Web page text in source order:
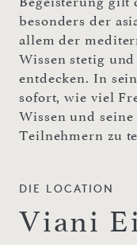
besonders der
allem der
Wissen stetig
entdecken. In
sofort, wie viel
Wissen und
Teilnehmern zu
DIE LOCATION
Viani